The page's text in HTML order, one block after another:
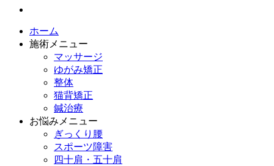
ホーム
施術メニュー
マッサージ
ゆがみ矯正
整体
猫背矯正
鍼治療
お悩みメニュー
ぎっくり腰
スポーツ障害
四十肩・五十肩